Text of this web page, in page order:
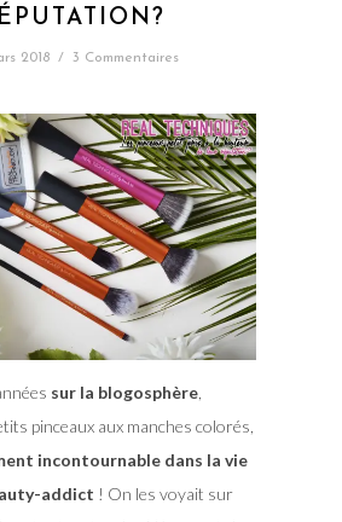
2018 / 3 Commentaires
sur la blogosphère,
pinceaux aux manches colorés,
incontournable dans la vie
addict ! On les voyait sur